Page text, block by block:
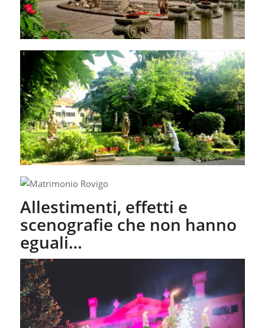
Allestimenti, effetti e
scenografie che non hanno
eguali…